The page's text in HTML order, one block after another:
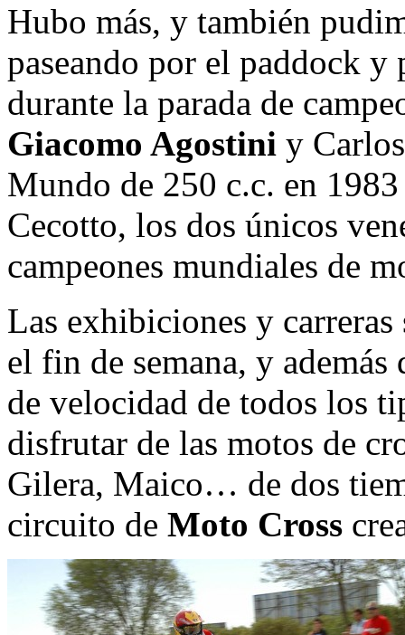
Hubo más, y también
paseando por el paddock
durante la parada de
Giacomo Agostini y
Mundo de 250 c.c. en
Cecotto, los dos únicos
campeones mundiales de
Las exhibiciones y
el fin de semana, y
de velocidad de todos los
disfrutar de las motos de
Gilera, Maico… de dos
circuito de Moto Cross